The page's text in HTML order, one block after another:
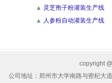
▲ 灵芝孢子粉灌装生产线
▲ 人参粉自动灌装生产线
copyright
公司地址：郑州市大学南路与密杞